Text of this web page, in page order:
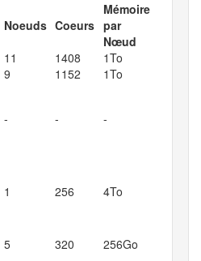
Noeuds Coeurs
Mémoire
par
Nœud
11 1408
1To
9 1152 1To
- - -
1 256 4To
5 320 256Go